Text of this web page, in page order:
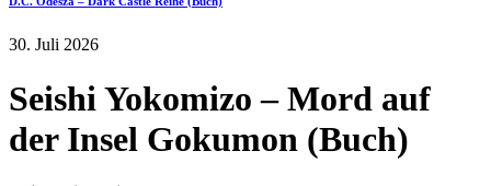
30. Juli 2026
Seishi Yokomizo – Mord auf
der Insel Gokumon (Buch)